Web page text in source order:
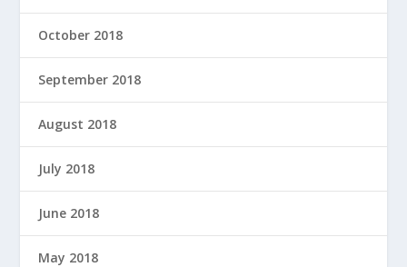
October 2018
September 2018
August 2018
July 2018
June 2018
May 2018